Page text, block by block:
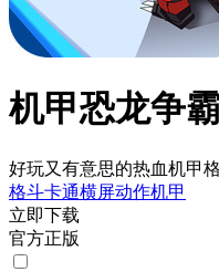
机甲恐龙争
好玩又有意思的热血机甲
格斗卡通横屏动作机甲
立即下载
官方正版